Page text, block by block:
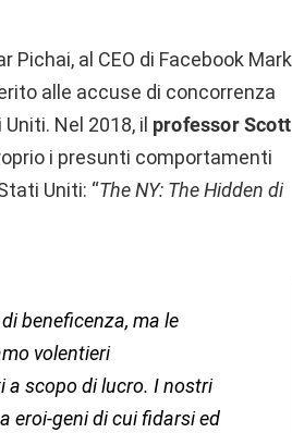
Pichai, al CEO di Facebook Mark
alle accuse di concorrenza
Nel 2018, il professor Scott
i presunti comportamenti
Uniti: “The NY: The Hidden di
beneficenza, ma le
volentieri
a scopo di lucro. I nostri
eroi-geni di cui fidarsi ed